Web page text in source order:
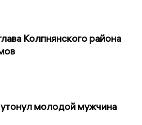
Колпнянского района
молодой мужчина